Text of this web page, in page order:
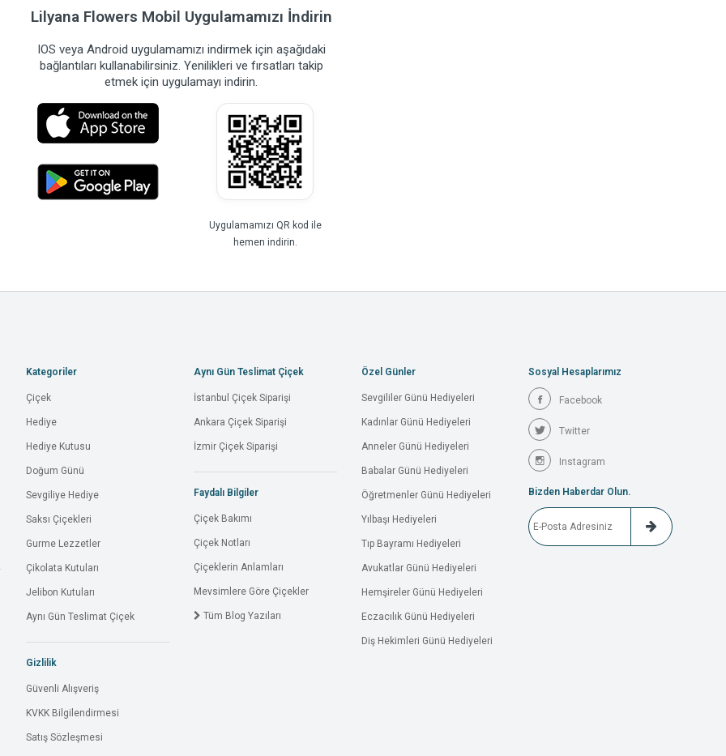
Lilyana Flowers Mobil Uygulamamızı İndirin
IOS veya Android uygulamamızı indirmek için aşağıdaki
bağlantıları kullanabilirsiniz. Yenilikleri ve fırsatları takip
etmek için uygulamayı indirin.
Uygulamamızı QR kod ile
hemen indirin.
Kategoriler
Çiçek
Hediye
Hediye Kutusu
Doğum Günü
Sevgiliye Hediye
Saksı Çiçekleri
Gurme Lezzetler
Çikolata Kutuları
Jelibon Kutuları
Aynı Gün Teslimat Çiçek
Gizlilik
Güvenli Alışveriş
KVKK Bilgilendirmesi
Satış Sözleşmesi
Aynı Gün Teslimat Çiçek
İstanbul Çiçek Siparişi
Ankara Çiçek Siparişi
İzmir Çiçek Siparişi
Faydalı Bilgiler
Çiçek Bakımı
Çiçek Notları
Çiçeklerin Anlamları
Mevsimlere Göre Çiçekler
Tüm Blog Yazıları
Özel Günler
Sevgililer Günü Hediyeleri
Kadınlar Günü Hediyeleri
Anneler Günü Hediyeleri
Babalar Günü Hediyeleri
Öğretmenler Günü Hediyeleri
Yılbaşı Hediyeleri
Tıp Bayramı Hediyeleri
Avukatlar Günü Hediyeleri
Hemşireler Günü Hediyeleri
Eczacılık Günü Hediyeleri
Diş Hekimleri Günü Hediyeleri
Sosyal Hesaplarımız
Facebook
Twitter
Instagram
Bizden Haberdar Olun.